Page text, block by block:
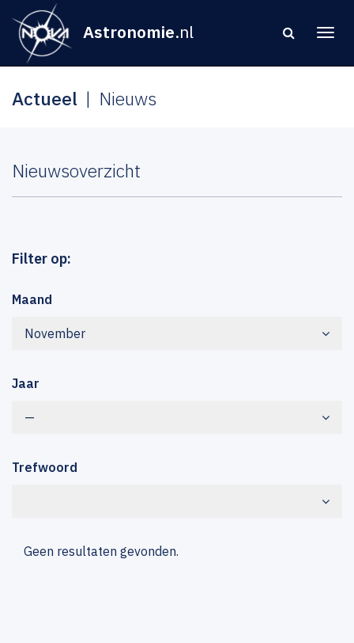
Astronomie.nl
Actueel Nieuws
Nieuwsoverzicht
Filter op:
Maand
November
Jaar
—
Trefwoord
Geen resultaten gevonden.